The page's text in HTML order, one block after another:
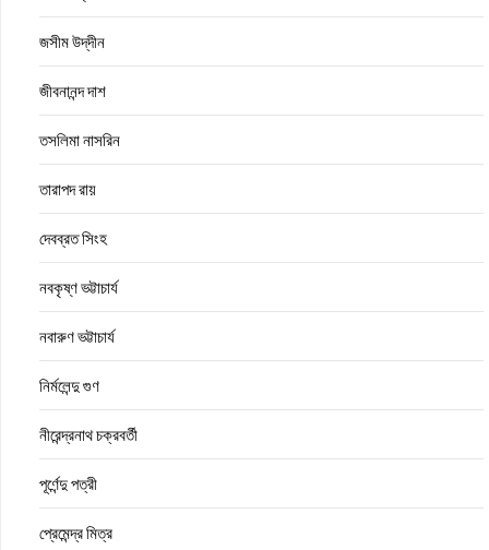
জসীম উদ্‌দীন
জীবনানন্দ দাশ
তসলিমা নাসরিন
তারাপদ রায়
দেবব্রত সিংহ
নবকৃষ্ণ ভট্টাচার্য
নবারুণ ভট্টাচার্য
নির্মলেন্দু গুণ
নীরেন্দ্রনাথ চক্রবর্তী
পূর্ণেন্দু পত্রী
প্রেমেন্দ্র মিত্র